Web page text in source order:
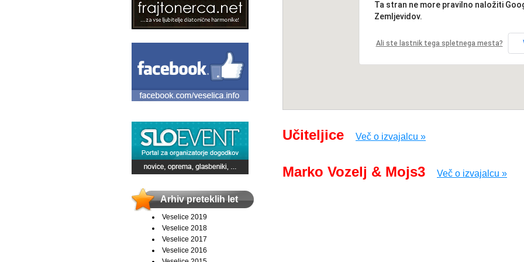
Arhiv preteklih let
Veselice 2019
Veselice 2018
Veselice 2017
Veselice 2016
Ta stran ne more pravilno naložiti
Zemljevidov.
Ali ste lastnik tega spletnega mesta?
Učiteljice Več o izvajalcu »
Marko Vozelj & Mojs3 Več o izvajalcu »